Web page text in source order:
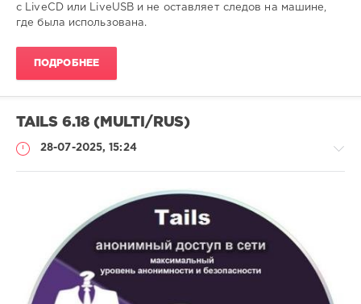
с LiveCD или LiveUSB и не оставляет следов на машине,
где была использована.
ПОДРОБНЕЕ
TAILS 6.18 (MULTI/RUS)
28-07-2025, 15:24
Софт
SamDel
216